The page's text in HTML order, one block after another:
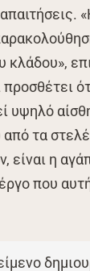
κλάδου»,
υψηλό
από τα
είναι η
που